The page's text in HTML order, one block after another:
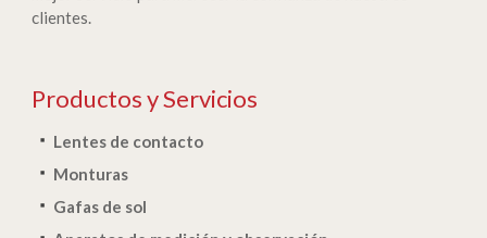
clientes.
Productos y Servicios
Lentes de contacto
Monturas
Gafas de sol